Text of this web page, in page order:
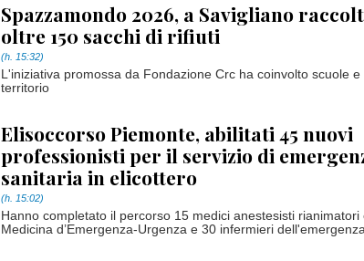
Spazzamondo 2026, a Savigliano
oltre 150 sacchi di rifiuti
(h. 15:32)
L'iniziativa promossa da Fondazione Crc ha coinvolto scuole
territorio
Elisoccorso Piemonte, abilitati 45 nuovi
professionisti per il servizio di
sanitaria in elicottero
(h. 15:02)
Hanno completato il percorso 15 medici anestesisti rianimatori
Medicina d’Emergenza-Urgenza e 30 infermieri